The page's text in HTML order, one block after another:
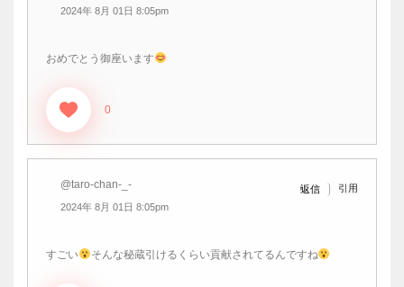
2024年 8月 01日 8:05pm
おめでとう御座います
0
@taro-chan-_-
2024年 8月 01日 8:05pm
返信 引用
すごい そんな秘蔵引けるくらい貢献されてるんですね